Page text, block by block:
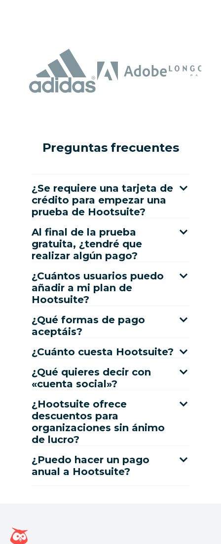
Preguntas frecuentes
¿Se requiere una tarjeta de
crédito para empezar una
prueba de Hootsuite?
Al final de la prueba
gratuita, ¿tendré que
realizar algún pago?
¿Cuántos usuarios puedo
añadir a mi plan de
Hootsuite?
¿Qué formas de pago
aceptáis?
¿Cuánto cuesta Hootsuite?
¿Qué quieres decir con
«cuenta social»?
¿Hootsuite ofrece
descuentos para
organizaciones sin ánimo
de lucro?
¿Puedo hacer un pago
anual a Hootsuite?
Página de inicio de Hootsuite